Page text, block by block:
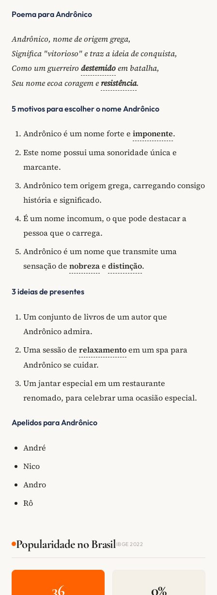
Poema para Andrônico
Andrônico, nome de origem grega,
Significa "vitorioso" e traz a ideia de conquista,
Como um guerreiro destemidoem batalha,
Seu nome ecoa coragem e resistência.
5 motivos para escolher o nome Andrônico
Andrônico é um nome forte e imponente.
Este nome possui uma sonoridade única e
marcante.
Andrônico tem origem grega, carregando consigo
história e significado.
É um nome incomum, o que pode destacar a
pessoa que o carrega.
Andrônico é um nome que transmite uma
sensação de nobrezae distinção.
3 ideias de presentes
Um conjunto de livros de um autor que
Andrônico admira.
Uma sessão de relaxamentoem um spa para
Andrônico se cuidar.
Um jantar especial em um restaurante
renomado, para celebrar uma ocasião especial.
Apelidos para Andrônico
André
Nico
Andro
Rô
Popularidade no BrasilIBGE 2022
36 0%